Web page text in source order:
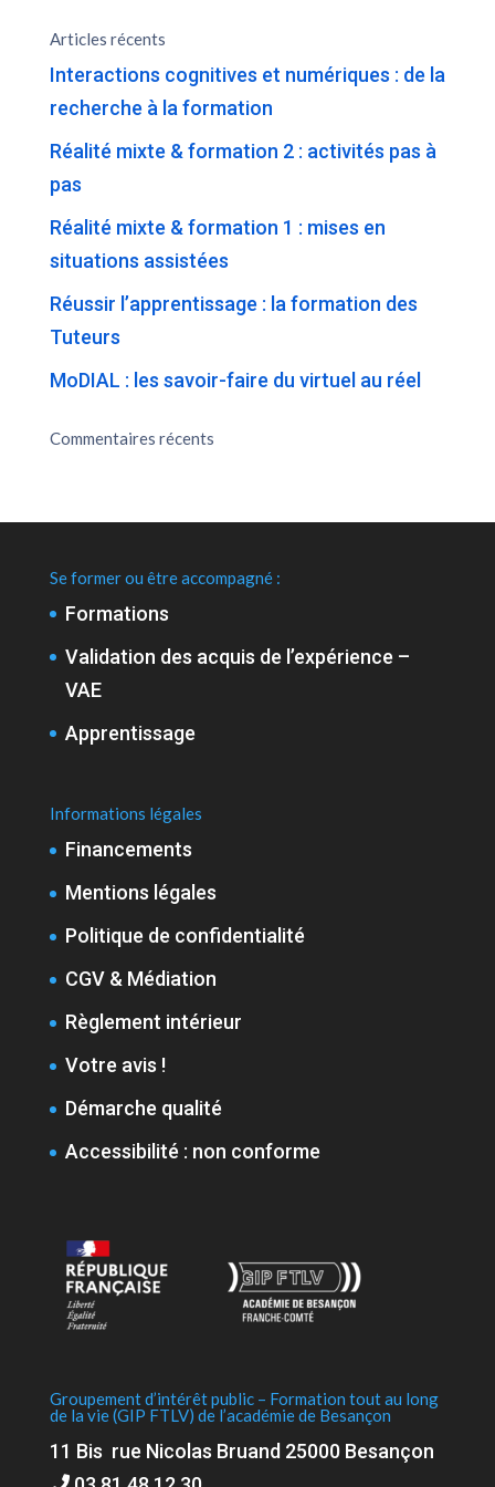
Articles récents
Interactions cognitives et numériques : de la
recherche à la formation
Réalité mixte & formation 2 : activités pas à
pas
Réalité mixte & formation 1 : mises en
situations assistées
Réussir l’apprentissage : la formation des
Tuteurs
MoDIAL : les savoir-faire du virtuel au réel
Commentaires récents
Se former ou être accompagné :
Formations
Validation des acquis de l’expérience –
VAE
Apprentissage
Informations légales
Financements
Mentions légales
Politique de confidentialité
CGV & Médiation
Règlement intérieur
Votre avis !
Démarche qualité
Accessibilité : non conforme
Groupement d’intérêt public – Formation tout au long
de la vie (GIP FTLV) de l’académie de Besançon
11 Bis rue Nicolas Bruand 25000 Besançon